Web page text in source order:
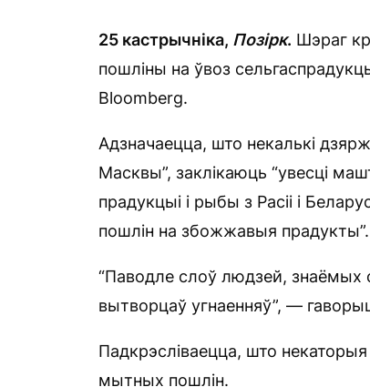
25 кастрычніка, Позірк. Шэраг
пошліны на ўвоз
Bloomberg.
Адзначаецца, што некалькі
Масквы”, заклікаюць “увесці
прадукцыі і рыбы з Расіі і
пошлін на збожжавыя прадукты”.
“Паводле слоў людзей, знаёмых
вытворцаў угнаенняў”, —
Падкрэсліваецца, што
мытных пошлін.